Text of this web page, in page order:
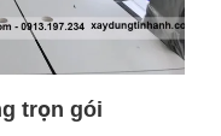
trọn gói